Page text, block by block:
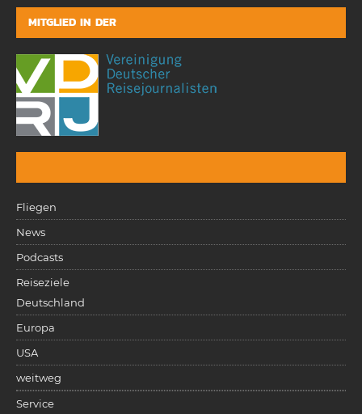
MITGLIED IN DER
Fliegen
News
Podcasts
Reiseziele
Deutschland
Europa
USA
weitweg
Service